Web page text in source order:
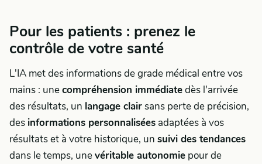
Pour les patients : prenez le
contrôle de votre santé
L'IA met des informations de grade médical entre vos
mains : unecompréhension immédiatedès l'arrivée
des résultats, un langage clairsans perte de précision,
des informations personnalisées adaptées à vos
résultats et à votre historique, un suivi des tendances
dans le temps, unevéritable autonomie pour de